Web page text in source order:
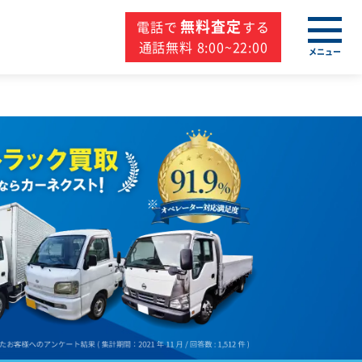
電話で 無料査定する
通話無料 8:00~22:00
メニュー